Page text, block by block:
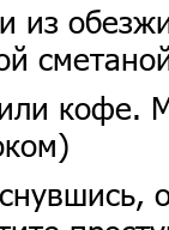
из
кофе.